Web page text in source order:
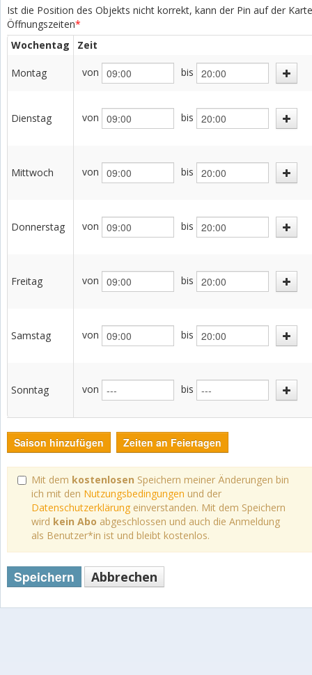
Ist die Position des Objekts nicht korrekt, kann der Pin auf der
Öffnungszeiten*
Wochentag
Zeit
Montag von bis
Dienstag von bis
Mittwoch von bis
Donnerstag von bis
Freitag von bis
Samstag von bis
Sonntag von bis
Saison hinzufügen Zeiten an Feiertagen
Mit dem kostenlosen Speichern meiner Änderungen bin
ich mit den Nutzungsbedingungen und der
Datenschutzerklärungeinverstanden. Mit dem Speichern
wird kein Abo abgeschlossen und auch die Anmeldung
als Benutzer*in ist und bleibt kostenlos.
Speichern Abbrechen